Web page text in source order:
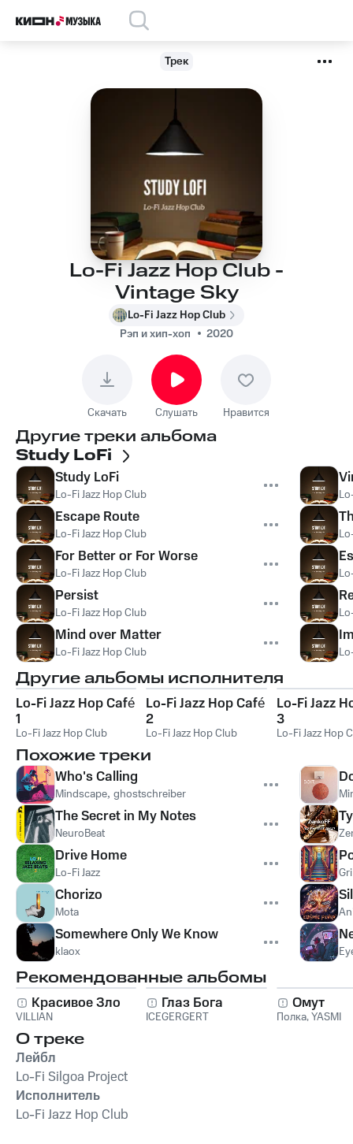
Трек
Lo-Fi Jazz Hop Club -
Vintage Sky
Lo-Fi Jazz Hop Club
Рэп и хип-хоп
2020
Скачать Слушать Нравится
Другие треки альбома
Study LoFi
Study LoFi
Lo-Fi Jazz Hop Club
Escape Route
Lo-Fi Jazz Hop Club
For Better or For Worse
Lo-Fi Jazz Hop Club
Persist
Lo-Fi Jazz Hop Club
Mind over Matter
Lo-Fi Jazz Hop Club
Другие альбомы исполнителя
Lo-Fi Jazz Hop Café
1
Lo-Fi Jazz Hop Club
Lo-Fi Jazz Hop Café
2
Lo-Fi Jazz Hop Club
Lo-Fi Jazz
3
Lo-Fi Jazz Hop
Похожие треки
Who's Calling
Mindscape, ghostschreiber
The Secret in My Notes
NeuroBeat
Drive Home
Lo-Fi Jazz
Chorizo
Mota
Somewhere Only We Know
klaox
Рекомендованные альбомы
Красивое Зло
VILLIAN
Глаз Бога
ICEGERGERT
Омут
Полка,YASMI
О треке
Лейбл
Lo-Fi Silgoa Project
Исполнитель
Lo-Fi Jazz Hop Club